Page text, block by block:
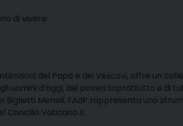
di vivere:
del Papa e dei Vescovi, offre un
uomini d’oggi, dei poveri soprattutto e di
Mensili, l’AdP rappresenta uno
Concilio Vaticano II.